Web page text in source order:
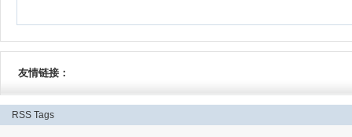
友情链接：
RSS Tags